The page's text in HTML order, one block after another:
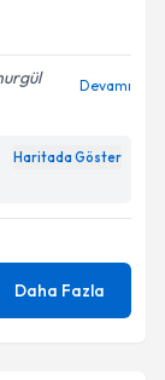
Devamı
Haritada Göster
Daha Fazla